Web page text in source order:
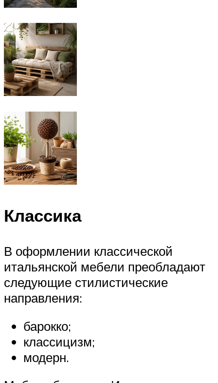
Классика
В оформлении классической
итальянской мебели преобладают
следующие стилистические
направления:
барокко;
классицизм;
модерн.